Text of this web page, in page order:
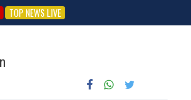
TOP NEWS LIVE